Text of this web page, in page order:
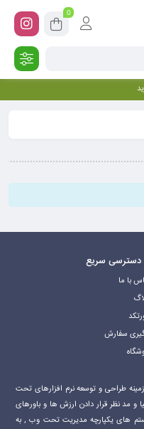
0
دسترسی سریع
با ما
سفارش
فعالیت خود را در زمینه طراحی و توسعه نرم افزارهای تحت
و مد نظر قرار دادن ارزش ها و باورهای
های یکپارچه مدیریت تحت وب , به